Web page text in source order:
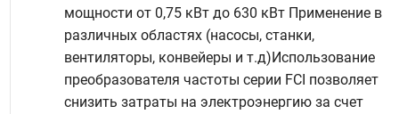
мощности от 0,75 кВт до 630 кВт Применение в
различных областях (насосы, станки,
вентиляторы, конвейеры и т.д)Использование
преобразователя частоты серии FCI позволяет
снизить затраты на электроэнергию за счет